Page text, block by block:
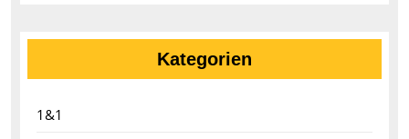
Kategorien
1&1